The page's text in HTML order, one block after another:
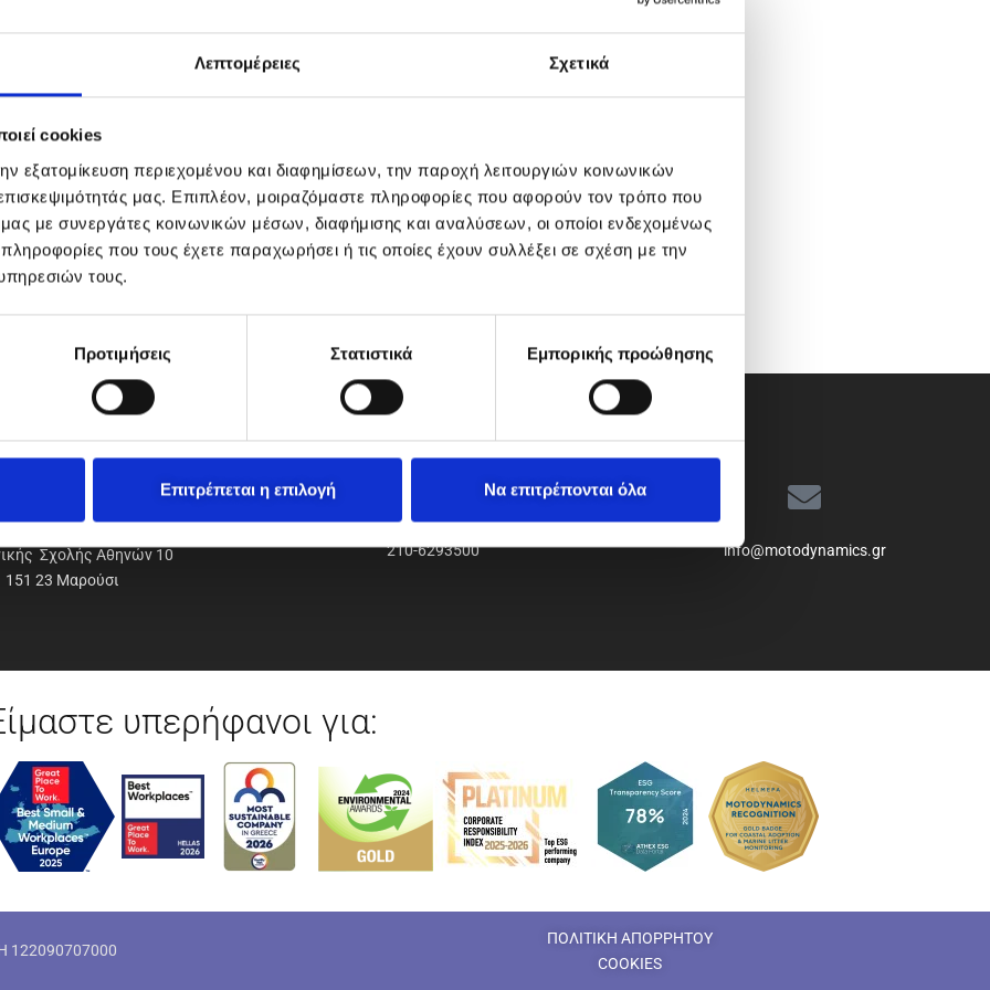
Λεπτομέρειες Σχετικά
cookies
εξατομίκευση περιεχομένου και διαφημίσεων, την παροχή λειτουργιών κοινωνικών
μας. Επιπλέον, μοιραζόμαστε πληροφορίες που αφορούν τον τρόπο που
μας με συνεργάτες κοινωνικών μέσων, διαφήμισης και αναλύσεων, οι οποίοι ενδεχομένως
που τους έχετε παραχωρήσει ή τις οποίες έχουν συλλέξει σε σχέση με την
τους.
Προτιμήσεις Στατιστικά Εμπορικής προώθησης
Επιτρέπεται η επιλογή Να επιτρέπονται όλα
Α.Ε.Ε.
Σχολής Αθηνών 10
151 23 Μαρούσι
210-6293500 info@motodynamics.gr
υπερήφανοι για:
122090707000
ΠΟΛΙΤΙΚΗ ΑΠΟΡΡΗΤΟΥ
COOKIES